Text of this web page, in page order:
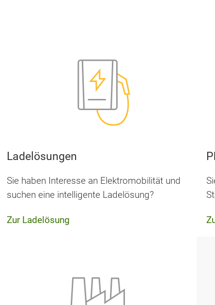
Ladelösungen
Sie haben Interesse an Elektromobilität und
suchen eine intelligente Ladelösung?
Zur Ladelösung